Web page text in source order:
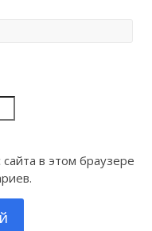
в этом браузере